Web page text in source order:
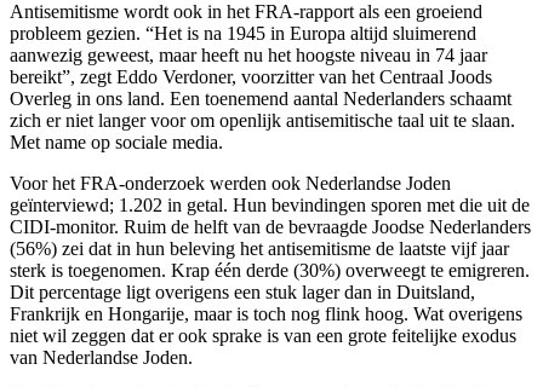
Antisemitisme wordt ook in het FRA-rapport als een groeiend
probleem gezien. “Het is na 1945 in Europa altijd sluimerend
aanwezig geweest, maar heeft nu het hoogste niveau in 74 jaar
bereikt”, zegt Eddo Verdoner, voorzitter van het Centraal Joods
Overleg in ons land. Een toenemend aantal Nederlanders schaamt
zich er niet langer voor om openlijk antisemitische taal uit te slaan.
Met name op sociale media.
Voor het FRA-onderzoek werden ook Nederlandse Joden
geïnterviewd; 1.202 in getal. Hun bevindingen sporen met die uit de
CIDI-monitor. Ruim de helft van de bevraagde Joodse Nederlanders
(56%) zei dat in hun beleving het antisemitisme de laatste vijf jaar
sterk is toegenomen. Krap één derde (30%) overweegt te emigreren.
Dit percentage ligt overigens een stuk lager dan in Duitsland,
Frankrijk en Hongarije, maar is toch nog flink hoog. Wat overigens
niet wil zeggen dat er ook sprake is van een grote feitelijke exodus
van Nederlandse Joden.